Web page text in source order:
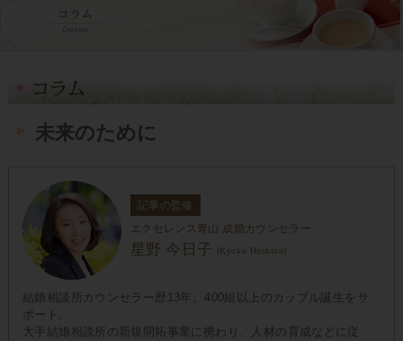
未来のために
記事の監修
エクセレンス青山 成婚カウンセラー
星野 今日子 (Kyoko Hoshino)
結婚相談所カウンセラー歴13年。400組以上のカップル誕生をサ
ポート。
大手結婚相談所の新規開拓事業に携わり、人材の育成などに従